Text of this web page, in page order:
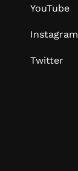
YouTube
Instagram
Twitter